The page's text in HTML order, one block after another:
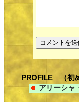
PROFILE （初
アリーシャ